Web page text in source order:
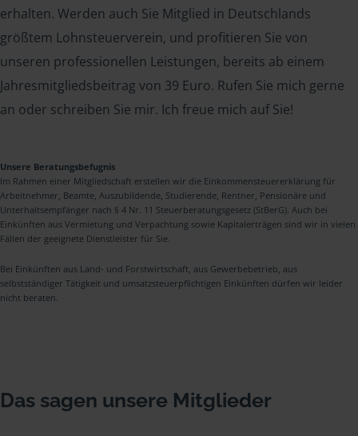
erhalten. Werden auch Sie Mitglied in Deutschlands
größtem Lohnsteuerverein, und profitieren Sie von
unseren professionellen Leistungen, bereits ab einem
Jahresmitgliedsbeitrag von 39 Euro. Rufen Sie mich gerne
an oder schreiben Sie mir. Ich freue mich auf Sie!
Unsere Beratungsbefugnis
Im Rahmen einer Mitgliedschaft erstellen wir die Einkommensteuererklärung für
Arbeitnehmer, Beamte, Auszubildende, Studierende, Rentner, Pensionäre und
Unterhaltsempfänger nach § 4 Nr. 11 Steuerberatungsgesetz (StBerG). Auch bei
Einkünften aus Vermietung und Verpachtung sowie Kapitalerträgen sind wir in vielen
Fällen der geeignete Dienstleister für Sie.
Bei Einkünften aus Land- und Forstwirtschaft, aus Gewerbebetrieb, aus
selbstständiger Tätigkeit und umsatzsteuerpflichtigen Einkünften dürfen wir leider
nicht beraten.
Das sagen unsere Mitglieder